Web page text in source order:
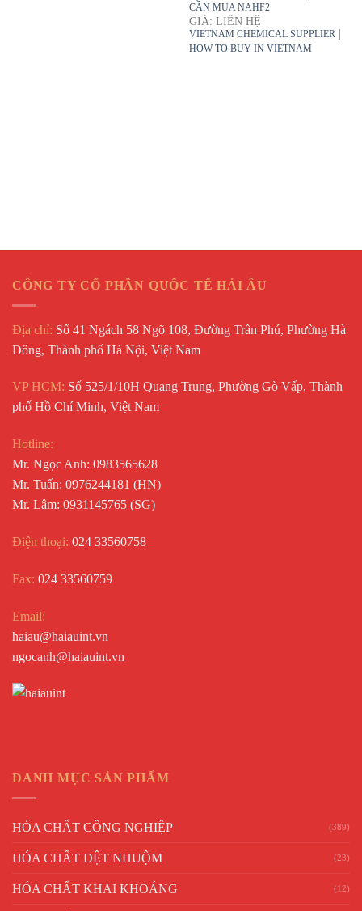
CẦN MUA NAHF2
GIÁ: LIÊN HỆ
VIETNAM CHEMICAL SUPPLIER|
HOW TO BUY IN VIETNAM
CÔNG TY CỔ PHẦN QUỐC TẾ HẢI ÂU
Địa chỉ: Số 41 Ngách 58 Ngõ 108, Đường Trần Phú, Phường Hà
Đông, Thành phố Hà Nội, Việt Nam
VP HCM: Số 525/1/10H Quang Trung, Phường Gò Vấp, Thành
phố Hồ Chí Minh, Việt Nam
Hotline:
Mr. Ngọc Anh: 0983565628
Mr. Tuấn: 0976244181 (HN)
Mr. Lâm: 0931145765 (SG)
Điện thoại: 024 33560758
Fax: 024 33560759
Email:
haiau@haiauint.vn
ngocanh@haiauint.vn
DANH MỤC SẢN PHẨM
HÓA CHẤT CÔNG NGHIỆP (389)
HÓA CHẤT DỆT NHUỘM (23)
HÓA CHẤT KHAI KHOÁNG (12)